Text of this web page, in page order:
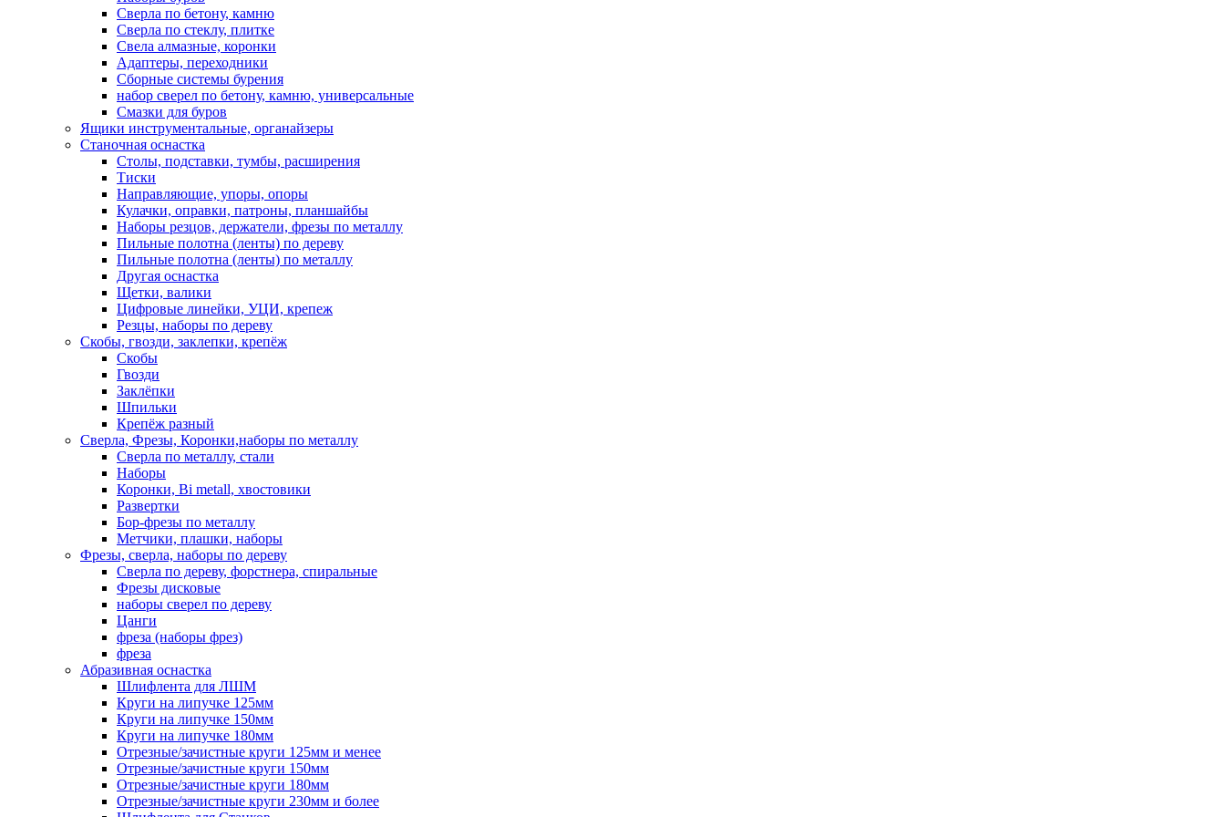
Сверла по бетону, камню
Сверла по стеклу, плитке
Свела алмазные, коронки
Адаптеры, переходники
Сборные системы бурения
набор сверел по бетону, камню, универсальные
Смазки для буров
Ящики инструментальные, органайзеры
Станочная оснастка
Столы, подставки, тумбы, расширения
Тиски
Направляющие, упоры, опоры
Кулачки, оправки, патроны, планшайбы
Наборы резцов, держатели, фрезы по металлу
Пильные полотна (ленты) по дереву
Пильные полотна (ленты) по металлу
Другая оснастка
Щетки, валики
Цифровые линейки, УЦИ, крепеж
Резцы, наборы по дереву
Скобы, гвозди, заклепки, крепёж
Скобы
Гвозди
Заклёпки
Шпильки
Крепёж разный
Сверла, Фрезы, Коронки,наборы по металлу
Сверла по металлу, стали
Наборы
Коронки, Bi metall, хвостовики
Развертки
Бор-фрезы по металлу
Метчики, плашки, наборы
Фрезы, сверла, наборы по дереву
Сверла по дереву, форстнера, спиральные
Фрезы дисковые
наборы сверел по дереву
Цанги
фреза (наборы фрез)
фреза
Абразивная оснастка
Шлифлента для ЛШМ
Круги на липучке 125мм
Круги на липучке 150мм
Круги на липучке 180мм
Отрезные/зачистные круги 125мм и менее
Отрезные/зачистные круги 150мм
Отрезные/зачистные круги 180мм
Отрезные/зачистные круги 230мм и более